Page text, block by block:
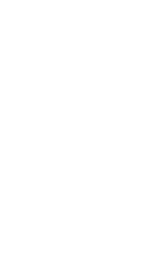
うな治療の選択肢があるので